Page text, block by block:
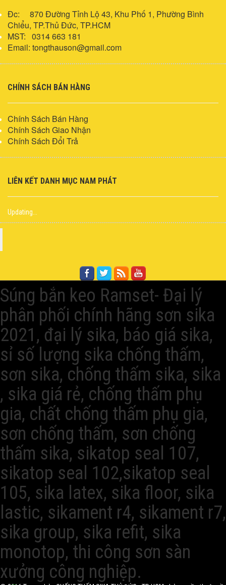
Đc: 870 Đường Tỉnh Lộ 43, Khu Phố 1, Phường Bình
Chiểu, TP.Thủ Đức, TP.HCM
MST: 0314 663 181
Email: tongthauson@gmail.com
CHÍNH SÁCH BÁN HÀNG
Chính Sách Bán Hàng
Chính Sách Giao Nhận
Chính Sách Đổi Trả
LIÊN KẾT DANH MỤC NAM PHÁT
Updating...
Súng bắn keo Ramset- Đại lý
phân phối chính hãng sơn sika
2021, đại lý sika, báo giá sika,
sỉ số lượng sika chống thấm,
sơn sika, chống thấm sika, sika
, sika giá rẻ, chống thấm phụ
gia, chất chống thấm phụ gia,
sơn chống thấm, sơn chống
thấm sika, sikatop seal 107,
sikatop seal 102,sikatop seal
105, sika latex, sika floor, sika
lastic, sikament r4, sikament r7,
sika group, sika refit, sika
monotop, thi công sơn sàn
xưởng công nghiệp.